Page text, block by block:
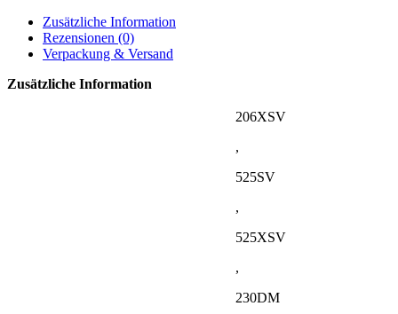
Zusätzliche Information
Rezensionen (0)
Verpackung & Versand
Zusätzliche Information
206XSV
,
525SV
,
525XSV
,
230DM